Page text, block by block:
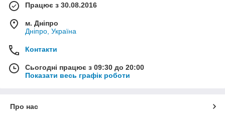
Працює з 30.08.2016
м. Дніпро
Дніпро, Україна
Контакти
Сьогодні працює з 09:30 до 20:00
Показати весь графік роботи
Про нас